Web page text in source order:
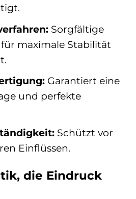
Sorgfältige
maximale Stabilität
Garantiert eine
und perfekte
Schützt vor
Einflüssen.
die Eindruck